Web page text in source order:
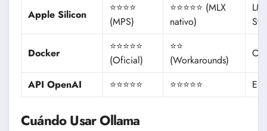
Apple Silicon
⭐⭐⭐⭐
(MPS)
⭐⭐⭐⭐⭐ (MLX
nativo)
LM
Docker
⭐⭐⭐⭐⭐
(Oficial)
⭐⭐
(Workarounds)
API OpenAI ⭐⭐⭐⭐⭐ ⭐⭐⭐⭐⭐
Cuándo Usar Ollama